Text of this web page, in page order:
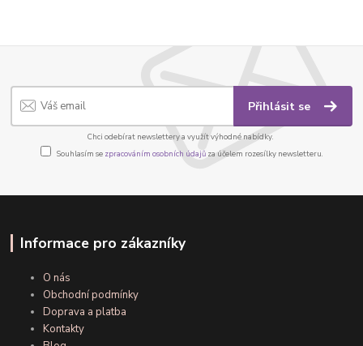
Přihlásit se
Chci odebírat newslettery a využít výhodné nabídky.
Souhlasím se zpracováním osobních údajůza účelem rozesílky newsletteru.
Informace pro zákazníky
O nás
Obchodní podmínky
Doprava a platba
Kontakty